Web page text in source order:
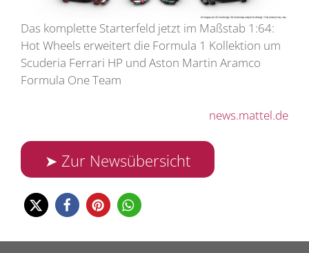
Das komplette Starterfeld jetzt im Maßstab 1:64:
Hot Wheels erweitert die Formula 1 Kollektion um
Scuderia Ferrari HP und Aston Martin Aramco
Formula One Team
news.mattel.de
➤ Zur Newsübersicht